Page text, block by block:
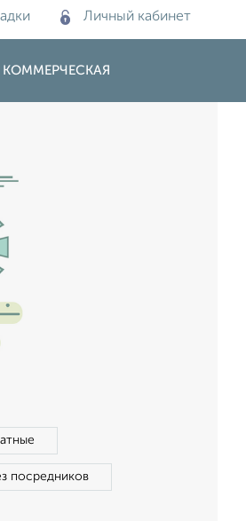
Личный кабинет
КОММЕРЧЕСКАЯ
посредников